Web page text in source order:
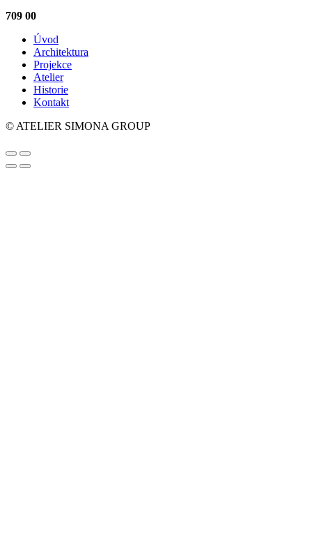
709 00
Úvod
Architektura
Projekce
Atelier
Historie
Kontakt
© ATELIER SIMONA GROUP